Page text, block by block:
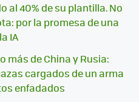
al 40% de su plantilla. No
por la promesa de una
IA
más de China y Rusia:
cargados de un arma
enfadados